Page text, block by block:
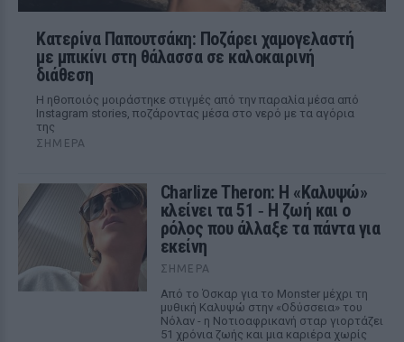
Κατερίνα Παπουτσάκη: Ποζάρει χαμογελαστή
με μπικίνι στη θάλασσα σε καλοκαιρινή
διάθεση
Η ηθοποιός μοιράστηκε στιγμές από την παραλία μέσα από
Instagram stories, ποζάροντας μέσα στο νερό με τα αγόρια
της
ΣΉΜΕΡΑ
Charlize Theron: Η «Καλυψώ»
κλείνει τα 51 ‑ H ζωή και ο
ρόλος που άλλαξε τα πάντα για
εκείνη
ΣΉΜΕΡΑ
Από το Όσκαρ για το Monster μέχρι τη
μυθική Καλυψώ στην «Οδύσσεια» του
Νόλαν - η Νοτιοαφρικανή σταρ γιορτάζει
51 χρόνια ζωής και μια καριέρα χωρίς